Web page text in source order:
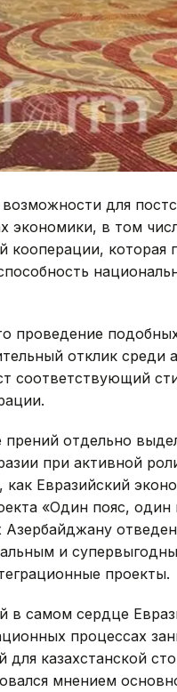
для
экономики, в том
кооперации, которая
проведение
отклик среди
соответствующий
отдельно
при активной
Евразийский
«Один пояс, один
и
проекты.
в самом сердце
процессах
для казахстанской
мнением